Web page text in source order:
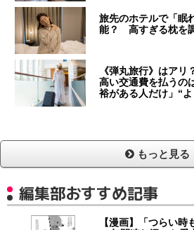
旅先のホテルで「眠
能？ 高すぎる枕を
《弾丸旅行》はア
高い交通費を払うの
裕がある人だけ」“
もっと見る
編集部おすすめ記事
【漫画】「つらい